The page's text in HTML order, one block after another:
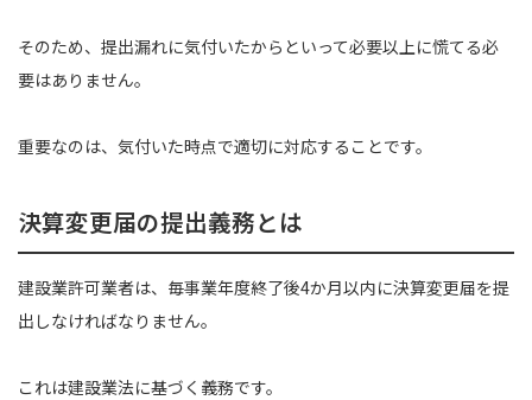
そのため、提出漏れに気付いたからといって必要以上に慌てる必
要はありません。
重要なのは、気付いた時点で適切に対応することです。
決算変更届の提出義務とは
建設業許可業者は、毎事業年度終了後4か月以内に決算変更届を提
出しなければなりません。
これは建設業法に基づく義務です。